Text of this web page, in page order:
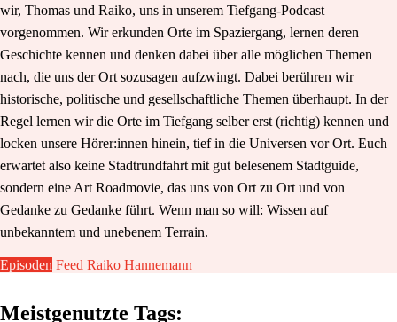
wir, Thomas und Raiko, uns in unserem Tiefgang-Podcast
vorgenommen. Wir erkunden Orte im Spaziergang, lernen deren
Geschichte kennen und denken dabei über alle möglichen Themen
nach, die uns der Ort sozusagen aufzwingt. Dabei berühren wir
historische, politische und gesellschaftliche Themen überhaupt. In der
Regel lernen wir die Orte im Tiefgang selber erst (richtig) kennen und
locken unsere Hörer:innen hinein, tief in die Universen vor Ort. Euch
erwartet also keine Stadtrundfahrt mit gut belesenem Stadtguide,
sondern eine Art Roadmovie, das uns von Ort zu Ort und von
Gedanke zu Gedanke führt. Wenn man so will: Wissen auf
unbekanntem und unebenem Terrain.
Episoden Feed Raiko Hannemann
Meistgenutzte Tags: